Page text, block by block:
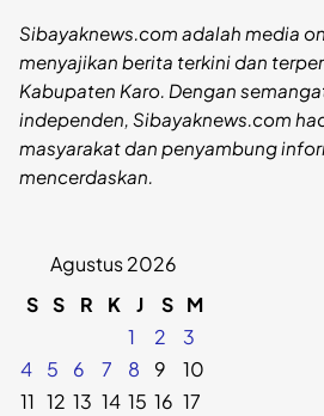
Sibayaknews.com adalah media
menyajikan berita terkini dan
Kabupaten Karo. Dengan
independen, Sibayaknews.com
masyarakat dan penyambung
mencerdaskan.
Agustus 2026
S S R K J S M
1
2
3
4
5 6 7 8 9
10
11 12 13 14 15 16 17